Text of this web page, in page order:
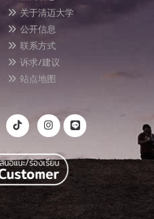
关于清迈大学
公开信息
联系方式
诉求/建议
站点地图